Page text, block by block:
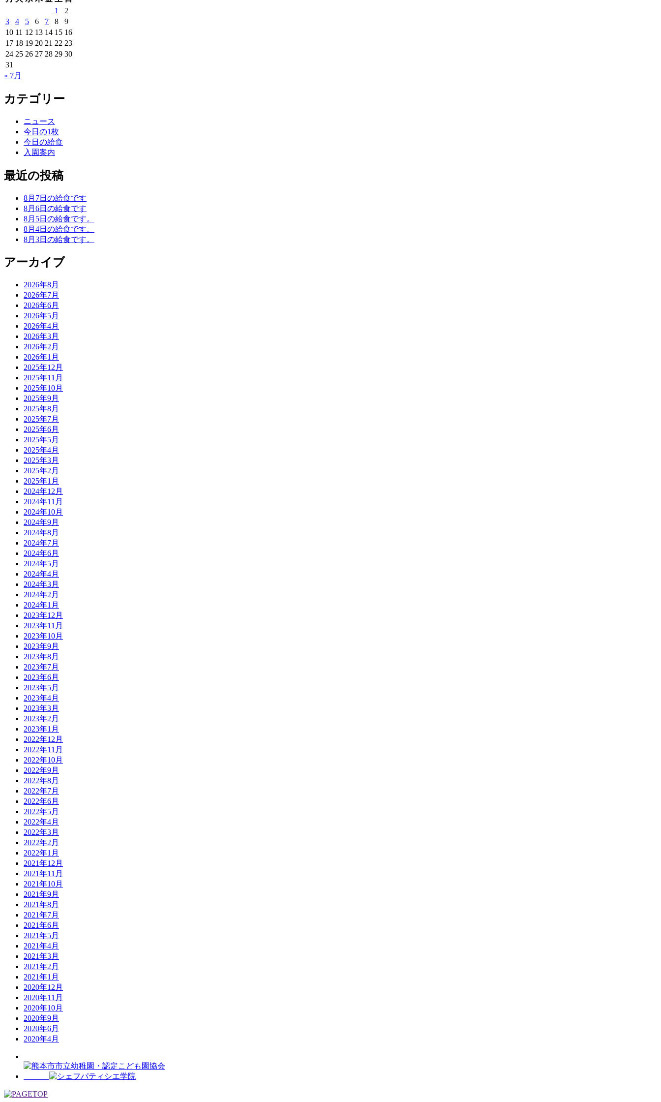
1
2
3
4 5 6 7 8
9
10 11 12 13 14 15 16
17 18 19 20 21 22 23
24 25 26 27 28 29 30
31
« 7月
カテゴリー
ニュース
今日の1枚
今日の給食
入園案内
最近の投稿
8月7日の給食です
8月6日の給食です
8月5日の給食です。
8月4日の給食です。
8月3日の給食です。
アーカイブ
2026年8月
2026年7月
2026年6月
2026年5月
2026年4月
2026年3月
2026年2月
2026年1月
2025年12月
2025年11月
2025年10月
2025年9月
2025年8月
2025年7月
2025年6月
2025年5月
2025年4月
2025年3月
2025年2月
2025年1月
2024年12月
2024年11月
2024年10月
2024年9月
2024年8月
2024年7月
2024年6月
2024年5月
2024年4月
2024年3月
2024年2月
2024年1月
2023年12月
2023年11月
2023年10月
2023年9月
2023年8月
2023年7月
2023年6月
2023年5月
2023年4月
2023年3月
2023年2月
2023年1月
2022年12月
2022年11月
2022年10月
2022年9月
2022年8月
2022年7月
2022年6月
2022年5月
2022年4月
2022年3月
2022年2月
2022年1月
2021年12月
2021年11月
2021年10月
2021年9月
2021年8月
2021年7月
2021年6月
2021年5月
2021年4月
2021年3月
2021年2月
2021年1月
2020年12月
2020年11月
2020年10月
2020年9月
2020年6月
2020年4月